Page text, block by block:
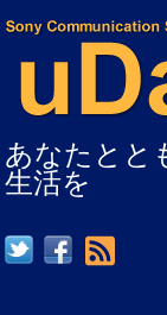
あなたとと
生活を